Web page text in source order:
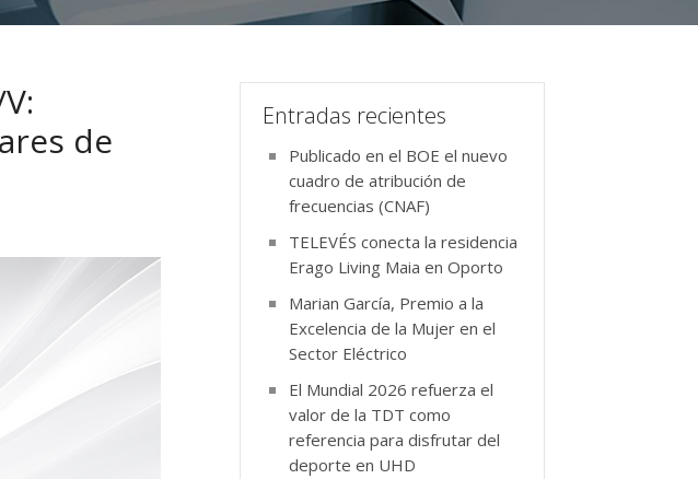
de
Entradas recientes
Publicado en el BOE el nuevo
cuadro de atribución de
frecuencias (CNAF)
TELEVÉS conecta la residencia
Erago Living Maia en Oporto
Marian García, Premio a la
Excelencia de la Mujer en el
Sector Eléctrico
El Mundial 2026 refuerza el
valor de la TDT como
referencia para disfrutar del
deporte en UHD